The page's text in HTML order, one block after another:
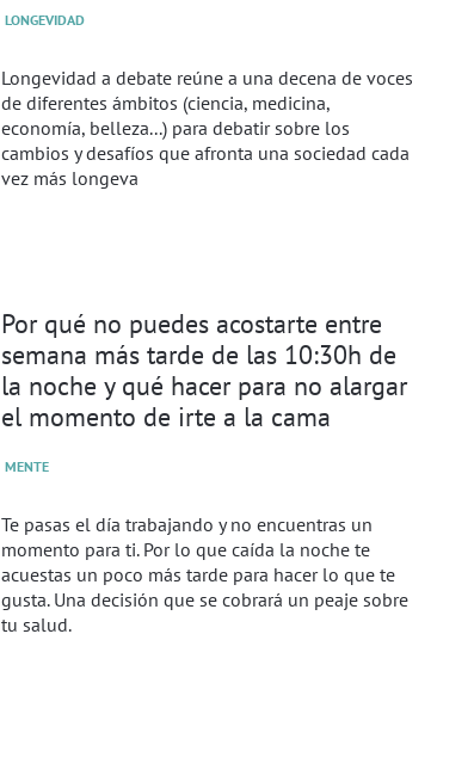
LONGEVIDAD
Longevidad a debate reúne a una decena de voces
de diferentes ámbitos (ciencia, medicina,
economía, belleza...) para debatir sobre los
cambios y desafíos que afronta una sociedad cada
vez más longeva
Por qué no puedes acostarte entre
semana más tarde de las 10:30h de
la noche y qué hacer para no alargar
el momento de irte a la cama
MENTE
Te pasas el día trabajando y no encuentras un
momento para ti. Por lo que caída la noche te
acuestas un poco más tarde para hacer lo que te
gusta. Una decisión que se cobrará un peaje sobre
tu salud.